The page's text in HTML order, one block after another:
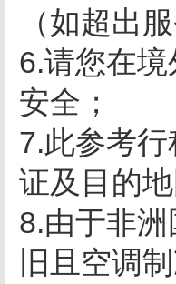
（如超出
6.请您在
安全；
7.此参考
证及目的
8.由于非
旧且空调